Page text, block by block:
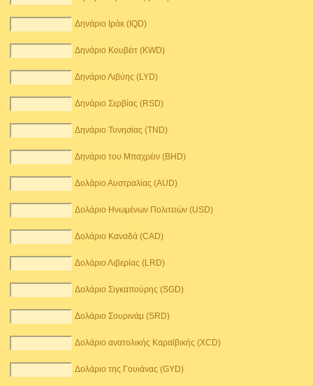
Δηνάριο Ιράκ (IQD)
Δηνάριο Κουβέιτ (KWD)
Δηνάριο Λιβύης (LYD)
Δηνάριο Σερβίας (RSD)
Δηνάριο Τυνησίας (TND)
Δηνάριο του Μπαχρέιν (BHD)
Δολάριο Αυστραλίας (AUD)
Δολάριο Ηνωμένων Πολιτειών (USD)
Δολάριο Καναδά (CAD)
Δολάριο Λιβερίας (LRD)
Δολάριο Σιγκαπούρης (SGD)
Δολάριο Σουρινάμ (SRD)
Δολάριο ανατολικής Καραϊβικής (XCD)
Δολάριο της Γουιάνας (GYD)